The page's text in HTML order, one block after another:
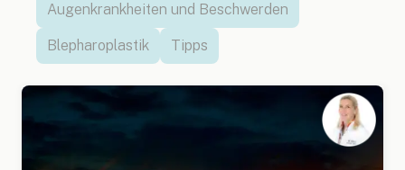
Augenkrankheiten und Beschwerden
Blepharoplastik Tipps